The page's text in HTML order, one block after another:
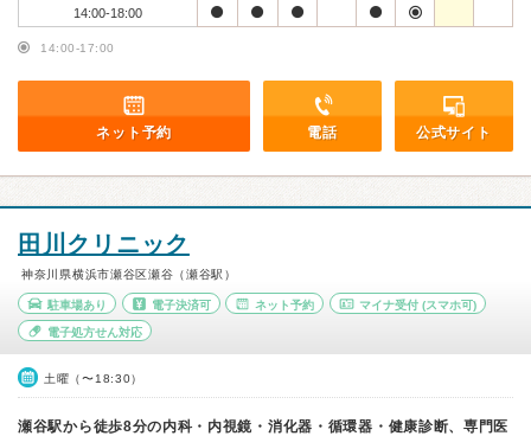
14:00-18:00
14:00-17:00
ネット予約 電話 公式サイト
田川クリニック
神奈川県横浜市瀬谷区瀬谷（瀬谷駅）
駐車場あり 電子決済可 ネット予約 マイナ受付 (スマホ可)
電子処方せん対応
土曜（〜18:30）
瀬谷駅から徒歩8分の内科・内視鏡・消化器・循環器・健康診断、専門医